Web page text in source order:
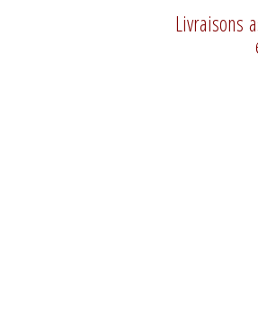
Livraisons